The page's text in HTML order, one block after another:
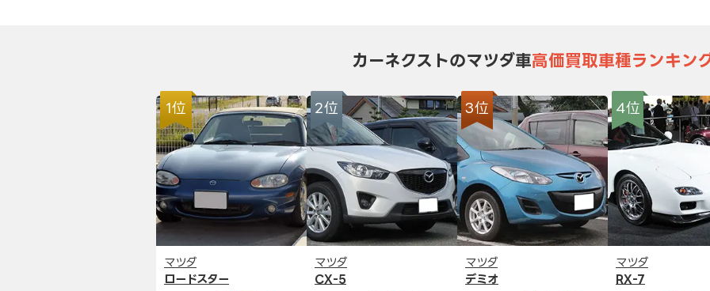
カーネクストのマツダ車高価買取車種ランキン
1位
マツダ
ロードスター
2位
マツダ
CX-5
3位
マツダ
デミオ
4位
マツダ
RX-7